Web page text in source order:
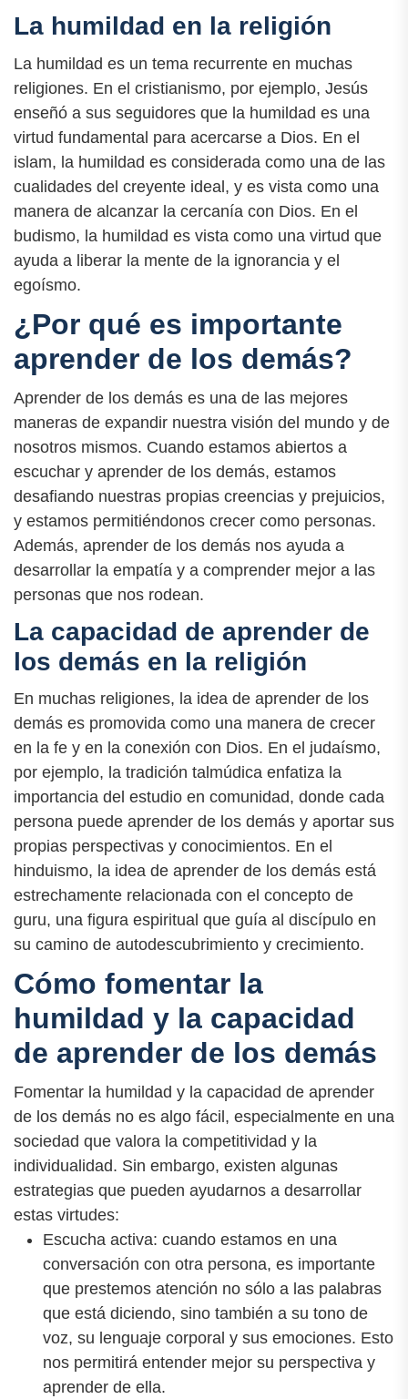
La humildad en la religión
La humildad es un tema recurrente en muchas
religiones. En el cristianismo, por ejemplo, Jesús
enseñó a sus seguidores que la humildad es una
virtud fundamental para acercarse a Dios. En el
islam, la humildad es considerada como una de las
cualidades del creyente ideal, y es vista como una
manera de alcanzar la cercanía con Dios. En el
budismo, la humildad es vista como una virtud que
ayuda a liberar la mente de la ignorancia y el
egoísmo.
¿Por qué es importante
aprender de los demás?
Aprender de los demás es una de las mejores
maneras de expandir nuestra visión del mundo y de
nosotros mismos. Cuando estamos abiertos a
escuchar y aprender de los demás, estamos
desafiando nuestras propias creencias y prejuicios,
y estamos permitiéndonos crecer como personas.
Además, aprender de los demás nos ayuda a
desarrollar la empatía y a comprender mejor a las
personas que nos rodean.
La capacidad de aprender de
los demás en la religión
En muchas religiones, la idea de aprender de los
demás es promovida como una manera de crecer
en la fe y en la conexión con Dios. En el judaísmo,
por ejemplo, la tradición talmúdica enfatiza la
importancia del estudio en comunidad, donde cada
persona puede aprender de los demás y aportar sus
propias perspectivas y conocimientos. En el
hinduismo, la idea de aprender de los demás está
estrechamente relacionada con el concepto de
guru, una figura espiritual que guía al discípulo en
su camino de autodescubrimiento y crecimiento.
Cómo fomentar la
humildad y la capacidad
de aprender de los demás
Fomentar la humildad y la capacidad de aprender
de los demás no es algo fácil, especialmente en una
sociedad que valora la competitividad y la
individualidad. Sin embargo, existen algunas
estrategias que pueden ayudarnos a desarrollar
estas virtudes:
Escucha activa: cuando estamos en una
conversación con otra persona, es importante
que prestemos atención no sólo a las palabras
que está diciendo, sino también a su tono de
voz, su lenguaje corporal y sus emociones. Esto
nos permitirá entender mejor su perspectiva y
aprender de ella.